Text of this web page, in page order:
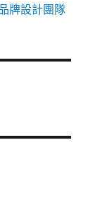
牌設計團隊